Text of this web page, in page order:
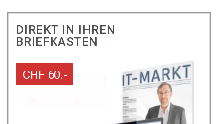
DIREKT IN IHREN
BRIEFKASTEN
CHF 60.-